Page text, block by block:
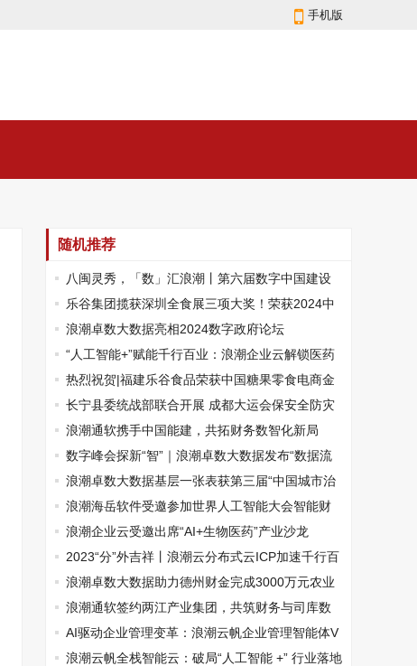
手机版
随机推荐
八闽灵秀，「数」汇浪潮丨第六届数字中国建设
峰会即将召开
乐谷集团揽获深圳全食展三项大奖！荣获2024中
国果冻与冷藏食品金销商®25强
浪潮卓数大数据亮相2024数字政府论坛
“人工智能+”赋能千行百业：浪潮企业云解锁医药
医疗创新密码
热烈祝贺|福建乐谷食品荣获中国糖果零食电商金
销商25强等三项奖项
长宁县委统战部联合开展 成都大运会保安全防灾
害综合督导工作
浪潮通软携手中国能建，共拓财务数智化新局
数字峰会探新“智”｜浪潮卓数大数据发布“数据流
通利用一体化可信数据空间”
浪潮卓数大数据基层一张表获第三届“中国城市治
理创新优秀案例奖”
浪潮海岳软件受邀参加世界人工智能大会智能财
务论坛
浪潮企业云受邀出席“AI+生物医药”产业沙龙
2023“分”外吉祥丨浪潮云分布式云ICP加速千行百
业羽化创新
浪潮卓数大数据助力德州财金完成3000万元农业
领域数据资产融资
浪潮通软签约两江产业集团，共筑财务与司库数
智化新篇章
AI驱动企业管理变革：浪潮云帆企业管理智能体V
3.1开启智能协作新时代
浪潮云帆全栈智能云：破局“人工智能 +” 行业落地